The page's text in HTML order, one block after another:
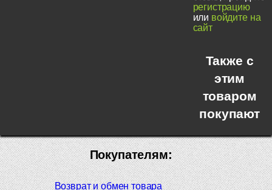
регистрацию
или войдите на
сайт
Также с
этим
товаром
покупают
Покупателям:
Возврат и обмен товара